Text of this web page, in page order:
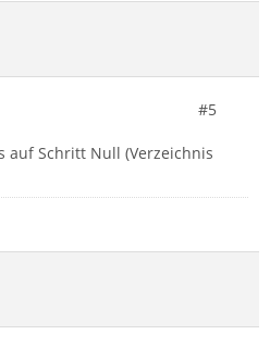
#5
auf Schritt Null (Verzeichnis